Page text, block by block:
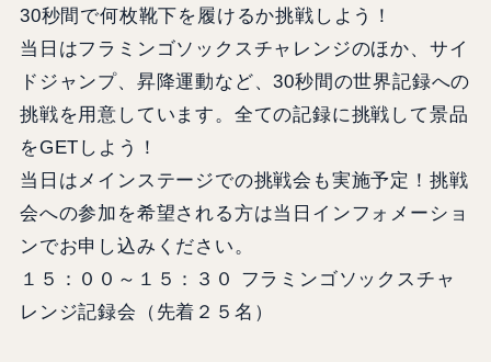
30秒間で何枚靴下を履けるか挑戦しよう！
当日はフラミンゴソックスチャレンジのほか、サイ
ドジャンプ、昇降運動など、30秒間の世界記録への
挑戦を用意しています。全ての記録に挑戦して景品
をGETしよう！
当日はメインステージでの挑戦会も実施予定！挑戦
会への参加を希望される方は当日インフォメーショ
ンでお申し込みください。
１５：００～１５：３０ フラミンゴソックスチャ
レンジ記録会（先着２５名）